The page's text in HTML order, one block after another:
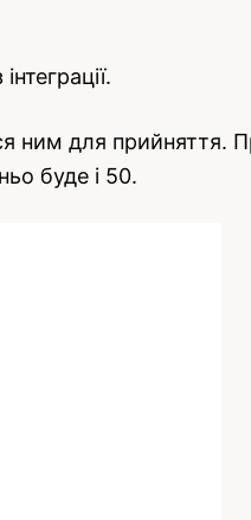
ним для прийняття.
буде і 50.